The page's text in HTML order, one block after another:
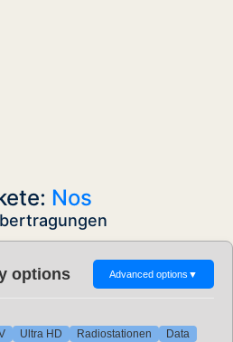
Nos
options Advanced options ▼
Ultra HD Radiostationen
Data